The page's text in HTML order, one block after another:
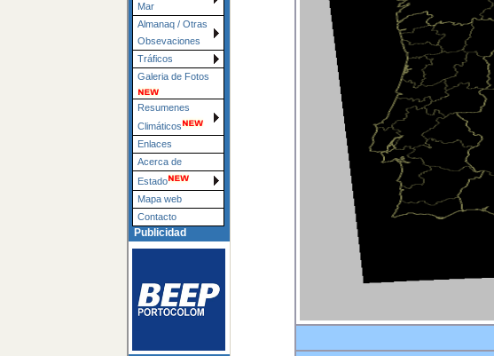
Mar
Almanaq / Otras
Obsevaciones
Tráficos
Galeria de Fotos
Resumenes
Climáticos
Enlaces
Acerca de
Estado
Mapa web
Contacto
Publicidad